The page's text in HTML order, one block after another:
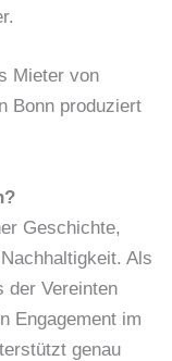
Mieter von
Bonn produziert
Geschichte,
Als
der Vereinten
Engagement im
genau